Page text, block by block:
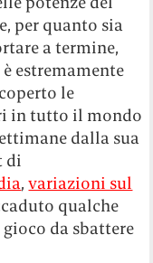
per quanto sia
a termine,
estremamente
le
in tutto il mondo
dalla sua
di
,variazioni sul
qualche
da sbattere